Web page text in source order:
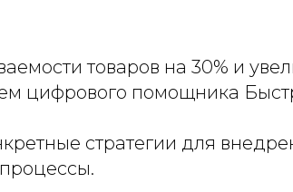
товаров на 30% и
цифрового помощника
стратегии для